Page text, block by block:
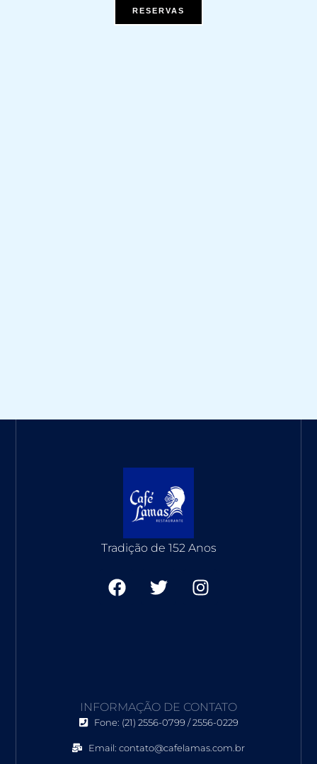
RESERVAS
Tradição de 152 Anos
F
a
k
T
w
I
n
a
m
INFORMAÇÃO DE CONTATO
Fone: (21) 2556-0799 / 2556-0229
Email: contato@cafelamas.com.br